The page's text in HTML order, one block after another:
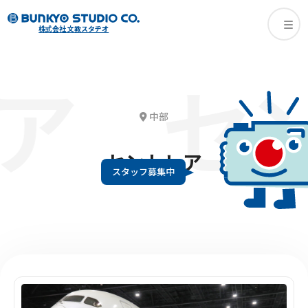
株式会社 文教スタヂオ
セ
中部
セントレア
スタッフ募集中